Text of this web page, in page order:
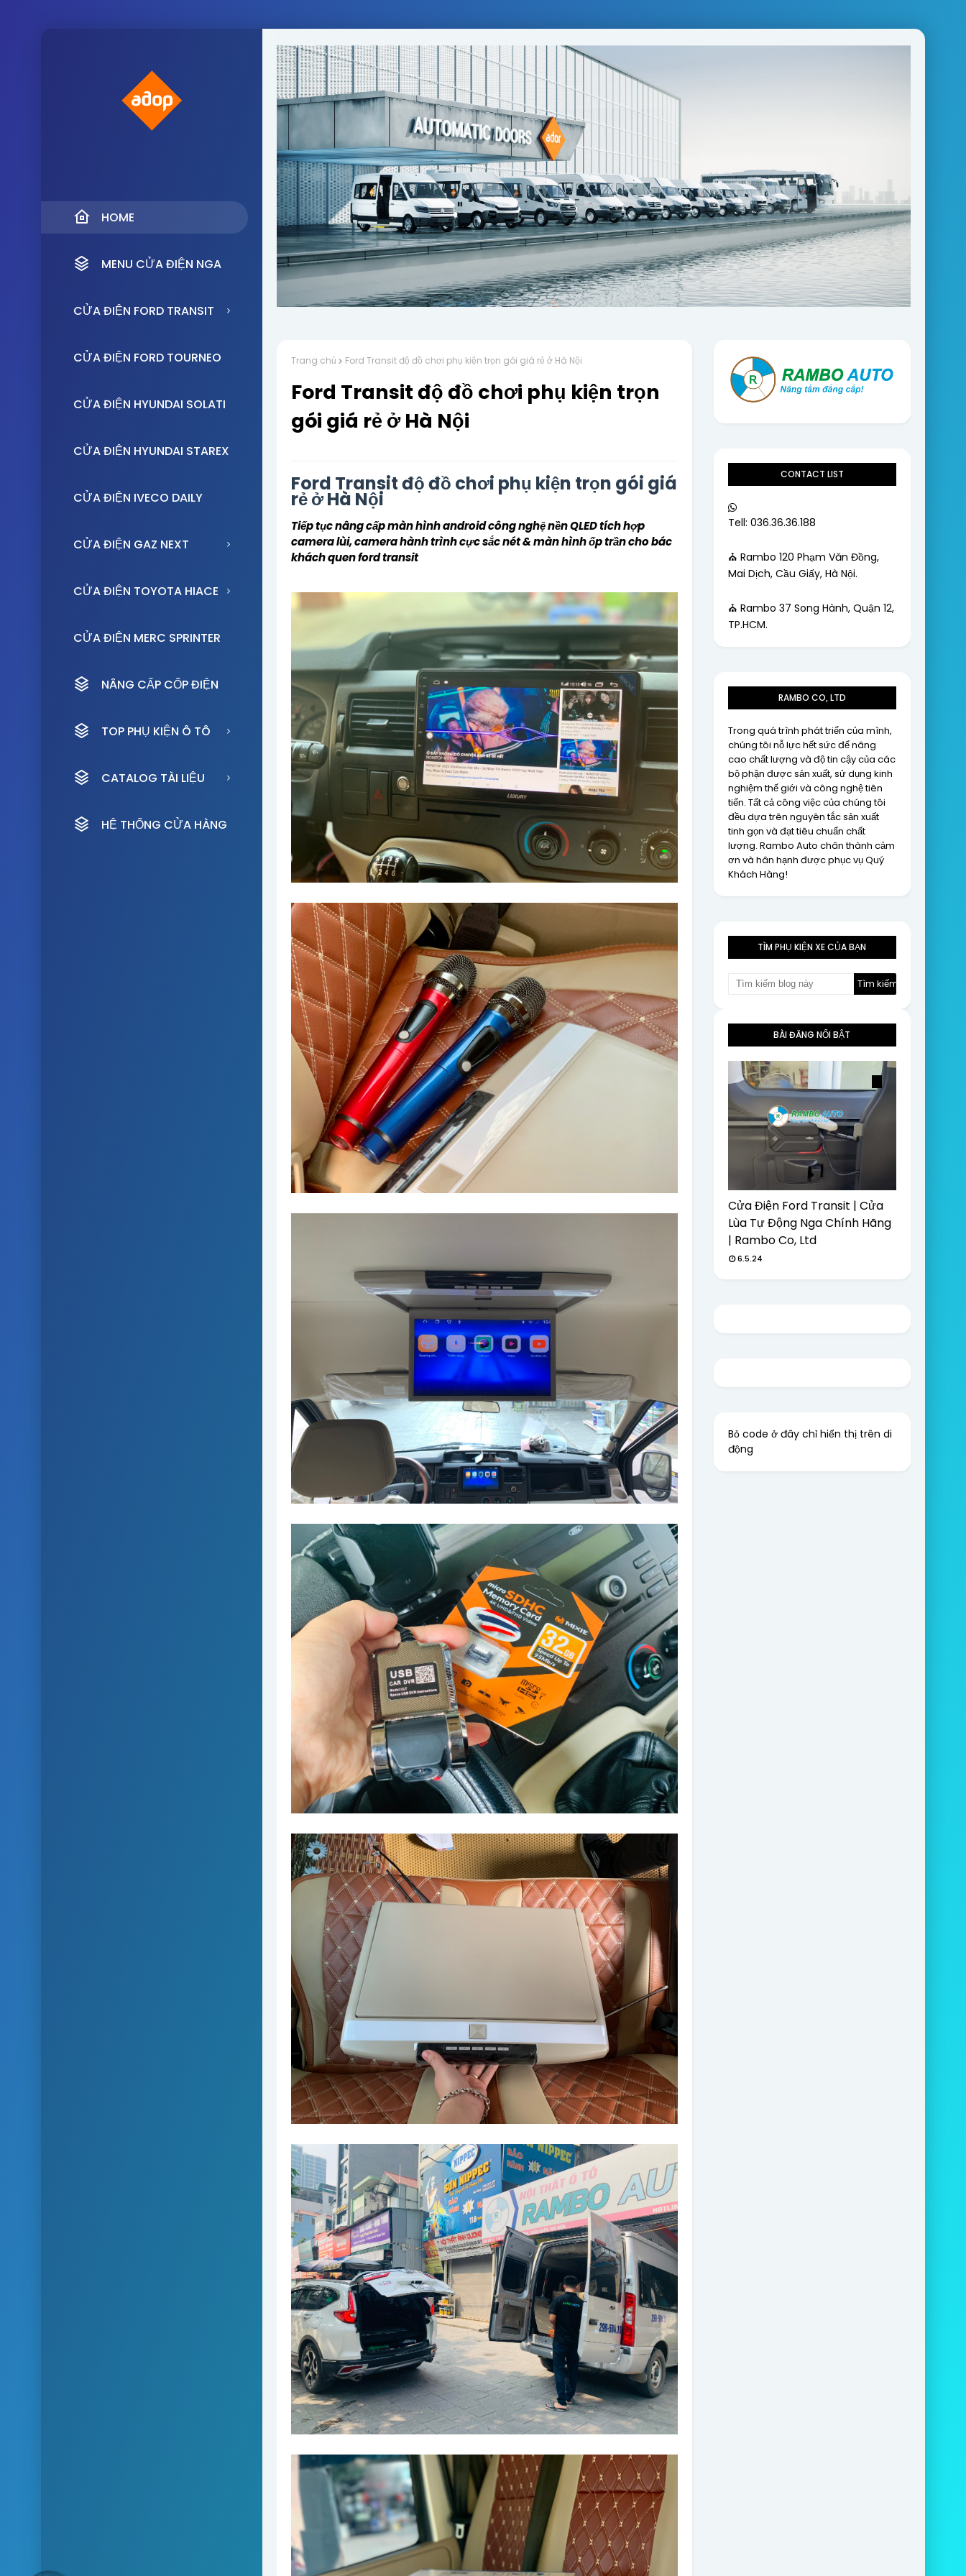
HOME
MENU CỬA ĐIỆN NGA
CỬA ĐIỆN FORD TRANSIT
CỬA ĐIỆN FORD TOURNEO
CỬA ĐIỆN HYUNDAI SOLATI
CỬA ĐIỆN HYUNDAI STAREX
CỬA ĐIỆN IVECO DAILY
CỬA ĐIỆN GAZ NEXT
CỬA ĐIỆN TOYOTA HIACE
CỬA ĐIỆN MERC SPRINTER
NÂNG CẤP CỐP ĐIỆN
TOP PHỤ KIỆN Ô TÔ
CATALOG TÀI LIỆU
HỆ THỐNG CỬA HÀNG
Trang chủ Ford Transit độ đồ chơi phụ kiện trọn gói giá rẻ ở Hà Nội
Ford Transit độ đồ chơi phụ kiện trọn
gói giá rẻ ở Hà Nội
Ford Transit độ đồ chơi phụ kiện trọn gói giá
rẻ ở Hà Nội
Tiếp tục nâng cấp màn hình android công nghệ nền QLED tích hợp
camera lùi, camera hành trình cực sắc nét & màn hình ốp trần cho bác
khách quen ford transit
CONTACT LIST
Tell: 036.36.36.188
⛪ Rambo 120 Phạm Văn Đồng,
Mai Dịch, Cầu Giấy, Hà Nội.
⛪ Rambo 37 Song Hành, Quận 12,
TP.HCM.
RAMBO CO, LTD
Trong quá trình phát triển của mình,
chúng tôi nỗ lực hết sức để nâng
cao chất lượng và độ tin cậy của các
bộ phận được sản xuất, sử dụng kinh
nghiệm thế giới và công nghệ tiên
tiến. Tất cả công việc của chúng tôi
đều dựa trên nguyên tắc sản xuất
tinh gọn và đạt tiêu chuẩn chất
lượng. Rambo Auto chân thành cảm
ơn và hân hạnh được phục vụ Quý
Khách Hàng!
TÌM PHỤ KIỆN XE CỦA BẠN
BÀI ĐĂNG NỔI BẬT
Cửa Điện Ford Transit | Cửa
Lùa Tự Động Nga Chính Hãng
| Rambo Co, Ltd
6.5.24
Bỏ code ở đây chỉ hiển thị trên di
động